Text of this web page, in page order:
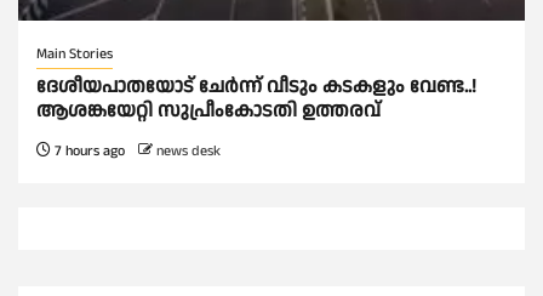
Main Stories
ദേശീയപാതയോട് ചേര്‍ന്ന് വീടും കടകളും വേണ്ട..!
ആശങ്കയേറ്റി സുപ്രീംകോടതി ഉത്തരവ്
7 hours ago news desk